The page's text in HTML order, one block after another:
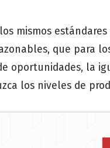
mismos
que para
oportunidades, la
los niveles de